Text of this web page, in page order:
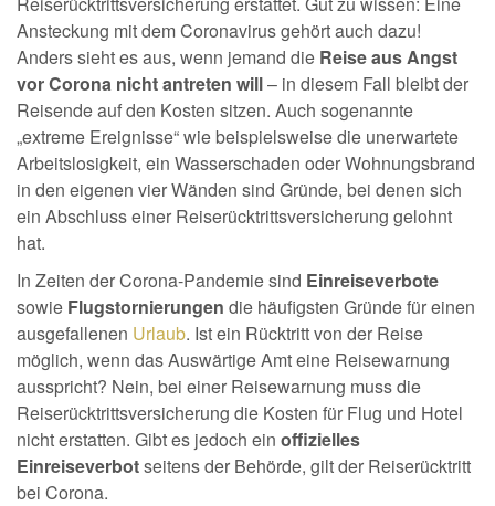
Ansteckung mit dem Coronavirus gehört auch dazu!
Anders sieht es aus, wenn jemand die Reise aus Angst
vor Corona nicht antreten will– in diesem Fall bleibt der
Reisende auf den Kosten sitzen. Auch sogenannte
„extreme Ereignisse“ wie beispielsweise die unerwartete
Arbeitslosigkeit, ein Wasserschaden oder Wohnungsbrand
in den eigenen vier Wänden sind Gründe, bei denen sich
ein Abschluss einer Reiserücktrittsversicherung gelohnt
hat.
In Zeiten der Corona-Pandemie sind Einreiseverbote
sowie Flugstornierungen die häufigsten Gründe für einen
ausgefallenen Urlaub. Ist ein Rücktritt von der Reise
möglich, wenn das Auswärtige Amt eine Reisewarnung
ausspricht? Nein, bei einer Reisewarnung muss die
Reiserücktrittsversicherung die Kosten für Flug und Hotel
nicht erstatten. Gibt es jedoch ein offizielles
Einreiseverbotseitens der Behörde, gilt der Reiserücktritt
bei Corona.